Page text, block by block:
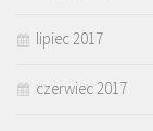
lipiec 2017
czerwiec 2017